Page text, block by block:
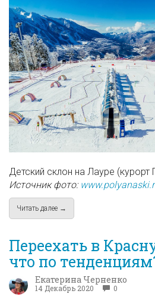
Детский склон на Лауре (курорт
Источник фото:
Читать далее →
Переехать в
что по
Екатерина Черненко
14 Декабрь 2020 0